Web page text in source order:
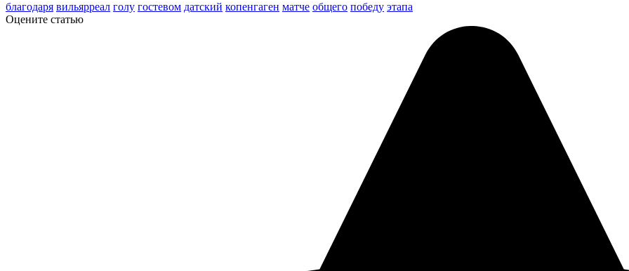
благодаря вильярреал голу гостевом датский копенгаген матче общего победу этапа
Оцените статью